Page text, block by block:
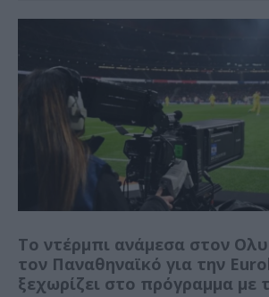
Το ντέρμπι ανάμεσα στον
τον Παναθηναϊκό για την
ξεχωρίζει στο πρόγραμμα με